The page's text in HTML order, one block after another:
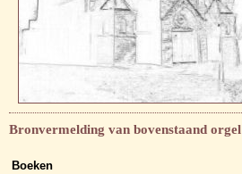
Bronvermelding van bovenstaand orgel
Boeken